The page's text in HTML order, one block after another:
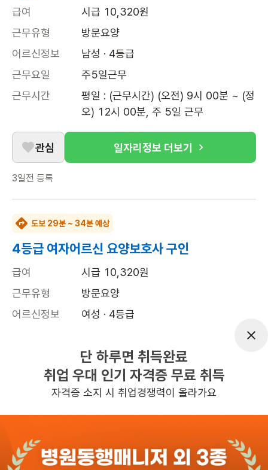
급여
시급 10,320원
근무유형
방문요양
어르신정보
남성 · 4등급
근무요일
주5일근무
근무시간
평일 : (근무시간) (오전) 9시 00분 ~ (정
오) 12시 00분, 주 5일 근무
관심 일자리정보 더보기
3일전 등록
도보 29분 ~ 34분 예상
4등급 여자어르신 요양보호사 구인
급여
시급 10,320원
근무유형
방문요양
어르신정보
여성 · 4등급
평일 : (근무시간) (오후) 5시 30분 ~ (오
후) 7시 30분, 주 3일 근무
초보가능
관심 일자리정보 더보기
1일전등록
단 하루면 취득완료
취업 우대 인기 자격증 무료 취득
자격증 소지 시 취업경쟁력이 올라가요